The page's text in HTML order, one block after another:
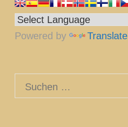
Powered by Translate
Suchen